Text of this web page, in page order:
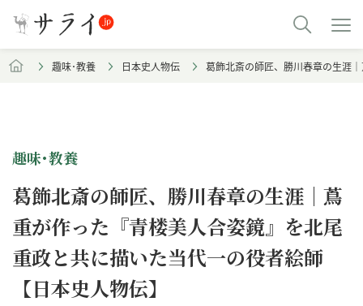
趣味･教養 日本史人物伝 葛飾北斎の師匠、勝川春章の生涯
趣味･教養
葛飾北斎の師匠、勝川春章の生涯｜蔦
重が作った『青楼美人合姿鏡』を北尾
重政と共に描いた当代一の役者絵師
【日本史人物伝】